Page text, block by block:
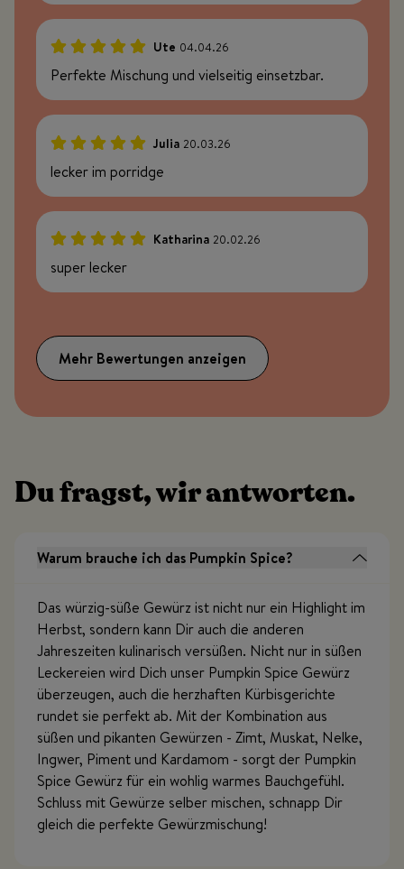
Ute 04.04.26
Perfekte Mischung und vielseitig einsetzbar.
Julia 20.03.26
lecker im porridge
Katharina 20.02.26
super lecker
Mehr Bewertungen anzeigen
Du fragst, wir antworten.
Warum brauche ich das Pumpkin Spice?
Das würzig-süße Gewürz ist nicht nur ein Highlight im
Herbst, sondern kann Dir auch die anderen
Jahreszeiten kulinarisch versüßen. Nicht nur in süßen
Leckereien wird Dich unser Pumpkin Spice Gewürz
überzeugen, auch die herzhaften Kürbisgerichte
rundet sie perfekt ab. Mit der Kombination aus
süßen und pikanten Gewürzen - Zimt, Muskat, Nelke,
Ingwer, Piment und Kardamom - sorgt der Pumpkin
Spice Gewürz für ein wohlig warmes Bauchgefühl.
Schluss mit Gewürze selber mischen, schnapp Dir
gleich die perfekte Gewürzmischung!